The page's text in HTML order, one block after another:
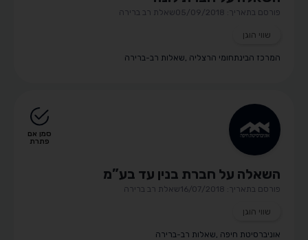
פורסם בתאריך: 05/09/2018 שאלת רב ברירה
שווי הוגן
המרכז הבינתחומי הרצליה ,שאלות רב-ברירה
השאלה על חברת בנין עד בע”מ
פורסם בתאריך: 16/07/2018 שאלת רב ברירה
שווי הוגן
אוניברסיטת חיפה ,שאלות רב-ברירה
סמן אם
פתרת